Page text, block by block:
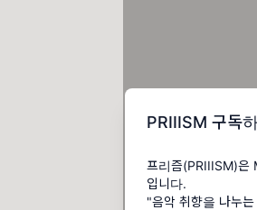
PRIIISM 구독
프리즘(PRIIISM)은
입니다.
"음악 취향을 나누